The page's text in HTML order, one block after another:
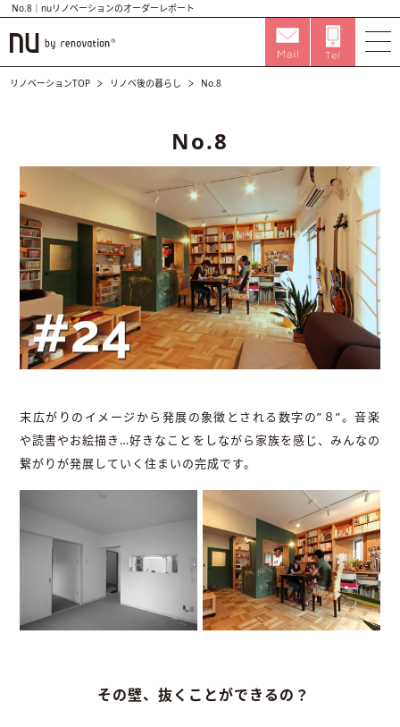
No.8｜nuリノベーションのオーダーレポート
リノベーションTOP リノベ後の暮らし No.8
No.8
末広がりのイメージから発展の象徴とされる数字の”８”。音楽
や読書やお絵描き…好きなことをしながら家族を感じ、みんなの
繋がりが発展していく住まいの完成です。
その壁、抜くことができるの？